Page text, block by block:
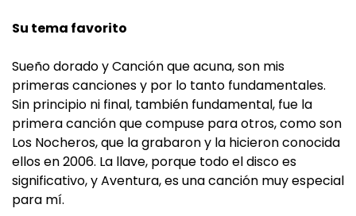
Su tema favorito
Sueño dorado y Canción que acuna, son mis
primeras canciones y por lo tanto fundamentales.
Sin principio ni final, también fundamental, fue la
primera canción que compuse para otros, como son
Los Nocheros, que la grabaron y la hicieron conocida
ellos en 2006. La llave, porque todo el disco es
significativo, y Aventura, es una canción muy especial
para mí.